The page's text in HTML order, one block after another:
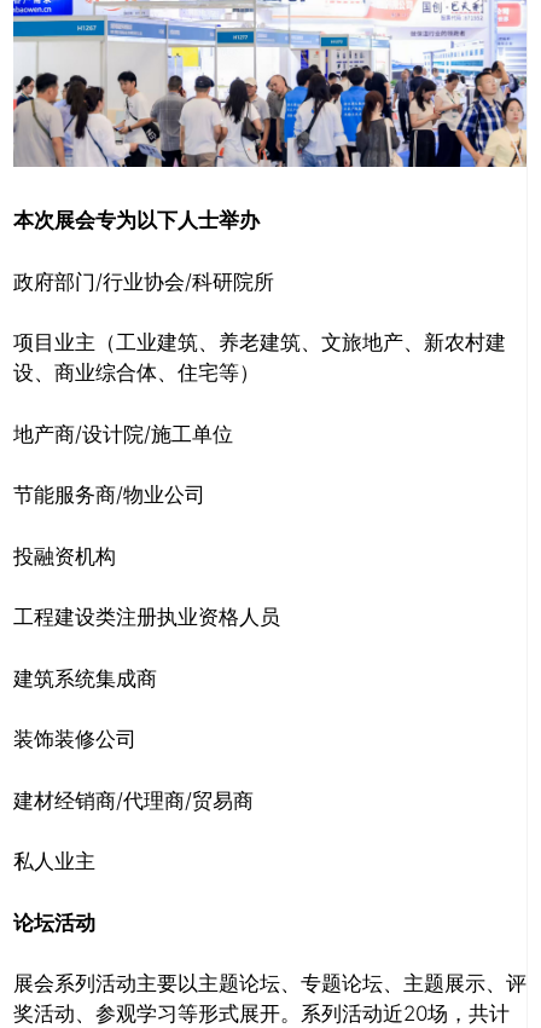
本次展会专为以下人士举办
政府部门/行业协会/科研院所
项目业主（工业建筑、养老建筑、文旅地产、新农村建
设、商业综合体、住宅等）
地产商/设计院/施工单位
节能服务商/物业公司
投融资机构
工程建设类注册执业资格人员
建筑系统集成商
装饰装修公司
建材经销商/代理商/贸易商
私人业主
论坛活动
展会系列活动主要以主题论坛、专题论坛、主题展示、评
奖活动、参观学习等形式展开。系列活动近20场，共计